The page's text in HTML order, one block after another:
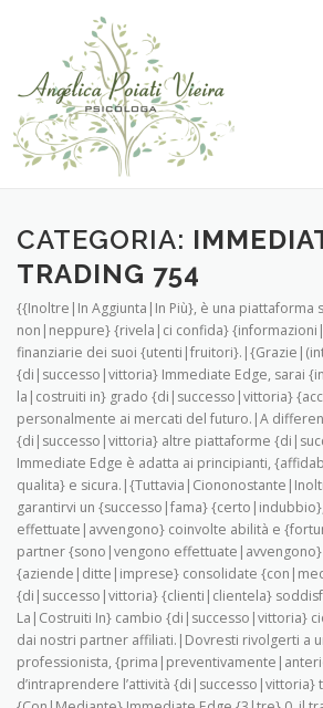
CATEGORIA:
TRADING 754
{{Inoltre|In Aggiunta|In Più}, è una piattaforma
non|neppure} {rivela|ci confida}
finanziarie dei suoi
{di|successo|vittoria} Immediate Edge, sarai
la|costruiti in} grado {di|successo|vittoria}
personalmente ai mercati del futuro.|A
{di|successo|vittoria} altre piattaforme
Immediate Edge è adatta ai principianti,
qualita} e
garantirvi un {successo|fama}
effettuate|avvengono} coinvolte abilità e
partner {sono|vengono effettuate|avvengono}
{aziende|ditte|imprese} consolidate
{di|successo|vittoria} {clienti|clientela}
La|Costruiti In} cambio {di|successo|vittoria}
dai nostri partner affiliati.|Dovresti rivolgerti a
professionista,
d’intraprendere l’attività {di|successo|vittoria}